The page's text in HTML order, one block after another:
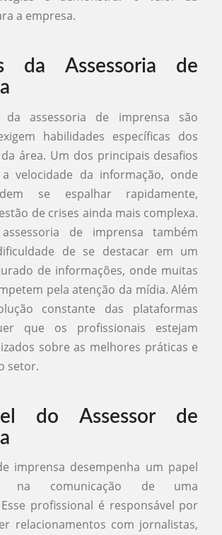
a empresa.
da Assessoria de
da assessoria de imprensa são
habilidades específicas dos
área. Um dos principais desafios
velocidade da informação, onde
se espalhar rapidamente,
de crises ainda mais complexa.
de imprensa também
de se destacar em um
de informações, onde muitas
pela atenção da mídia. Além
constante das plataformas
que os profissionais estejam
sobre as melhores práticas e
setor.
do Assessor de
imprensa desempenha um papel
na comunicação de uma
profissional é responsável por
relacionamentos com jornalistas,